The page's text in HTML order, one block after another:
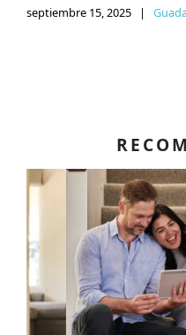
septiembre 15, 2025 |